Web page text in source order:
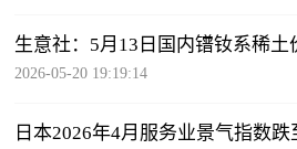
生意社：5月13日国内镨钕系稀土
2026-05-20 19:19:14
日本2026年4月服务业景气指数